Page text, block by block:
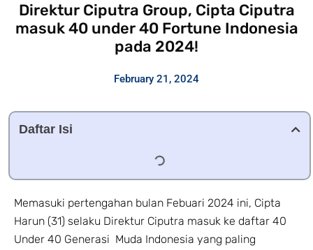
Direktur Ciputra Group, Cipta Ciputra
masuk 40 under 40 Fortune Indonesia
pada 2024!
February 21, 2024
Daftar Isi
Memasuki pertengahan bulan Febuari 2024 ini, Cipta
Harun (31) selaku Direktur Ciputra masuk ke daftar 40
Under 40 Generasi Muda Indonesia yang paling